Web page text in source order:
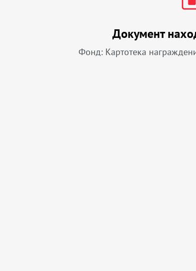
Документ
Фонд: Картотека